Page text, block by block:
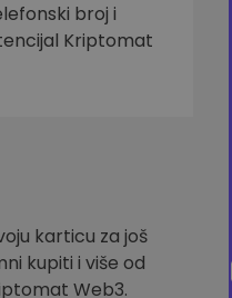
broj i
Kriptomat
karticu za još
kupiti i više od
Web3.